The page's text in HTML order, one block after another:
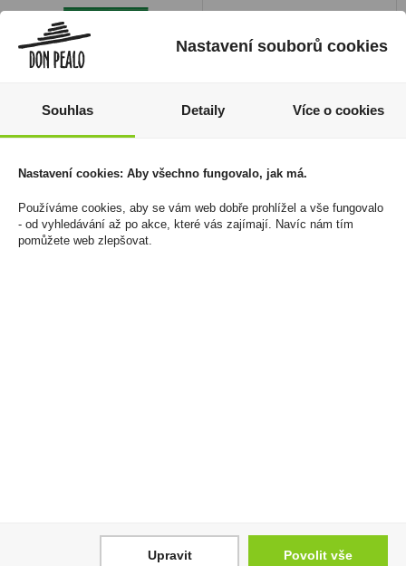
Cherry 80g
20 Kč
Ploom Gold U
Nastavení souborů cookies
Souhlas Detaily Více o cookies
Nastavení cookies: Aby všechno fungovalo, jak má.
Používáme cookies, aby se vám web dobře prohlížel a vše fungovalo
- od vyhledávání až po akce, které vás zajímají. Navíc nám tím
pomůžete web zlepšovat.
Upravit Povolit vše